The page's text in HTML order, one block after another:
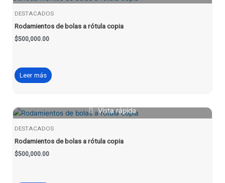
DESTACADOS
Rodamientos de bolas a rótula copia
$500,000.00
Leer más
Vista rápida
DESTACADOS
Rodamientos de bolas a rótula copia
$500,000.00